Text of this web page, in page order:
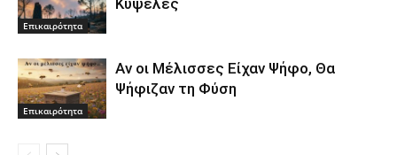
Επικαιρότητα
Επικαιρότητα
Αν οι Μέλισσες Είχαν Ψήφο, Θα
Ψήφιζαν τη Φύση